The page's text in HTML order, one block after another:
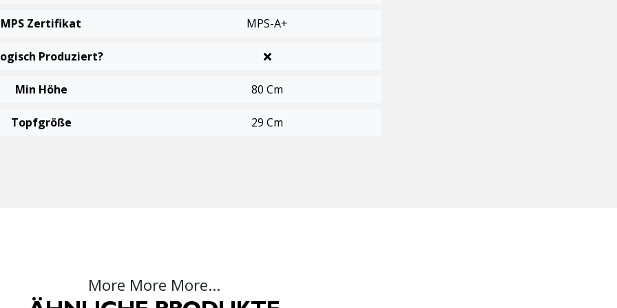
MPS Zertifikat MPS-A+
Produziert?
Min Höhe 80 Cm
Topfgröße 29 Cm
More More More...